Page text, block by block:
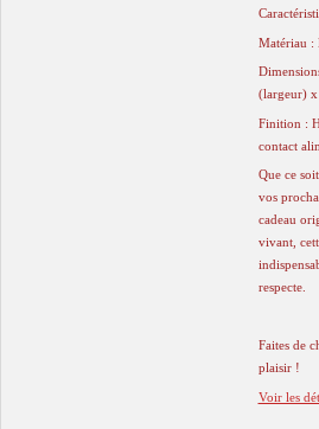
Matériau :
(largeur) x
Finition :
contact
Que ce
vos
cadeau
vivant,
respecte.
Faites de
plaisir !
Voir les